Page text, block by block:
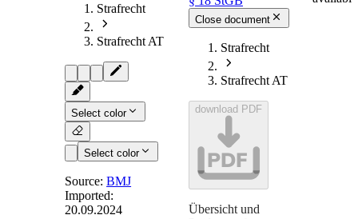
Strafrecht
Strafrecht AT
Select color
Select color
Source:BMJ
Imported:
20.09.2024
Close document
Strafrecht
Strafrecht AT
download PDF
PDF
Übersicht und